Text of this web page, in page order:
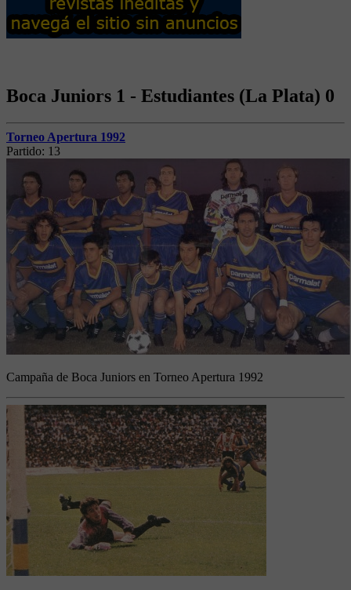
Boca Juniors 1 - Estudiantes (La Plata) 0
Torneo Apertura 1992
Partido: 13
Campaña de Boca Juniors en Torneo Apertura 1992